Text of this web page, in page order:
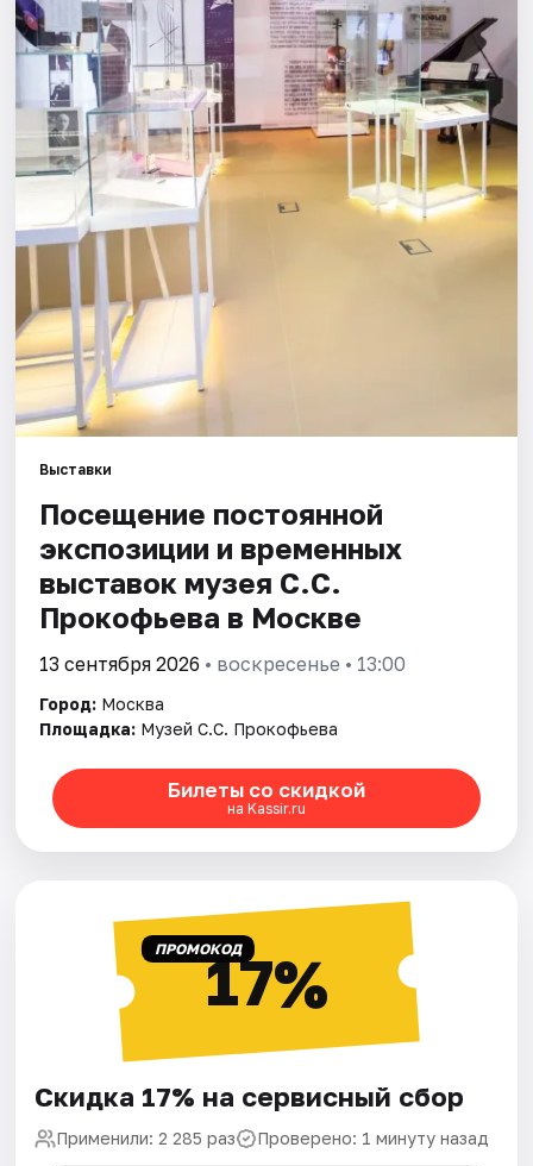
Города
Площадки
Артисты
Рейтинги
Выставки
Посещение постоянной
экспозиции и временных
выставок музея С.С.
Прокофьева в Москве
13 сентября 2026 • воскресенье • 13:00
Город: Москва
Площадка: Музей С.С. Прокофьева
Билеты со скидкой
на Kassir.ru
ПРОМОКОД17%
Скидка 17% на сервисный сбор
Применили: 2 285 раз Проверено: 1 минуту назад